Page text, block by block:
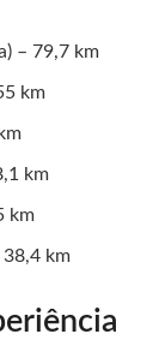
– 79,7 km
km
km
km
38,4 km